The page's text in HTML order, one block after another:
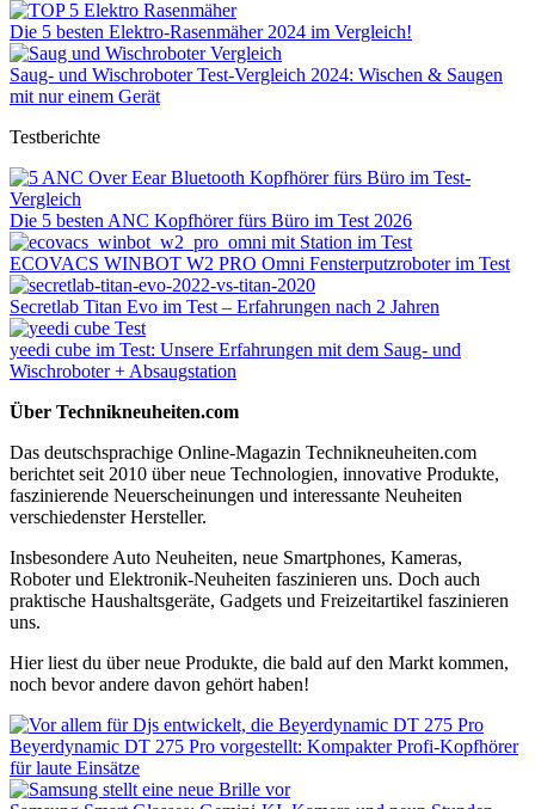
Die 5 besten Elektro-Rasenmäher 2024 im Vergleich!
Saug- und Wischroboter Test-Vergleich 2024: Wischen & Saugen
mit nur einem Gerät
Testberichte
Die 5 besten ANC Kopfhörer fürs Büro im Test 2026
ECOVACS WINBOT W2 PRO Omni Fensterputzroboter im Test
Secretlab Titan Evo im Test – Erfahrungen nach 2 Jahren
yeedi cube im Test: Unsere Erfahrungen mit dem Saug- und
Wischroboter + Absaugstation
Über Technikneuheiten.com
Das deutschsprachige Online-Magazin Technikneuheiten.com
berichtet seit 2010 über neue Technologien, innovative Produkte,
faszinierende Neuerscheinungen und interessante Neuheiten
verschiedenster Hersteller.
Insbesondere Auto Neuheiten, neue Smartphones, Kameras,
Roboter und Elektronik-Neuheiten faszinieren uns. Doch auch
praktische Haushaltsgeräte, Gadgets und Freizeitartikel faszinieren
uns.
Hier liest du über neue Produkte, die bald auf den Markt kommen,
noch bevor andere davon gehört haben!
Beyerdynamic DT 275 Pro vorgestellt: Kompakter Profi-Kopfhörer
für laute Einsätze